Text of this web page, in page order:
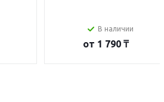
В наличии
от 1 790 ₸